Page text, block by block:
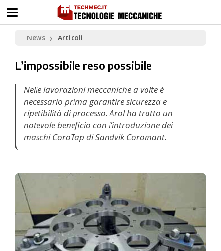
News ❯ Articoli
L’impossibile reso possibile
Nelle lavorazioni meccaniche a volte è
necessario prima garantire sicurezza e
ripetibilità di processo. Arol ha tratto un
notevole beneficio con l’introduzione dei
maschi CoroTap di Sandvik Coromant.